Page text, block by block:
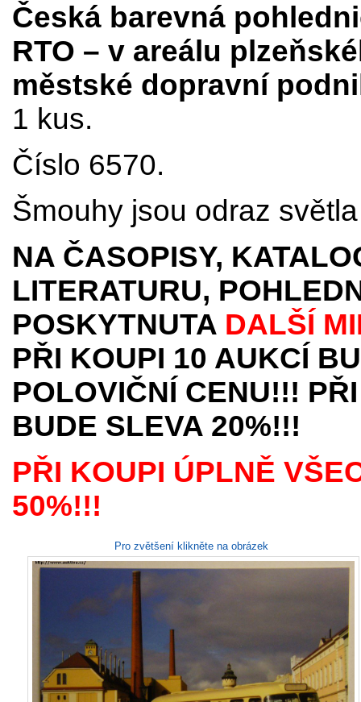
Česká barevná
RTO – v areálu
městské dopravní
1 kus.
Číslo 6570.
Šmouhy jsou odraz
NA ČASOPISY,
LITERATURU,
POSKYTNUTA DALŠÍ
PŘI KOUPI 10 AUKCÍ
POLOVIČNÍ CENU!!!
BUDE SLEVA 20%!!!
PŘI KOUPI ÚPLNĚ
50%!!!
Pro zvětšení klikněte na obrázek